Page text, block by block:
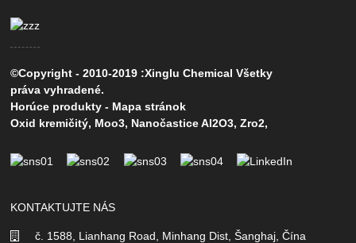
©Copyright - 2010-2019 :Xinglu Chemical Všetky
práva vyhradené.
Horúce produkty - Mapa stránok
Oxid kremičitý, Moo3, Nanočastice Al2O3,Zro2,
KONTAKTUJTE NÁS
č. 1588, Lianhang Road, Minhang Dist, Šanghaj, Čína